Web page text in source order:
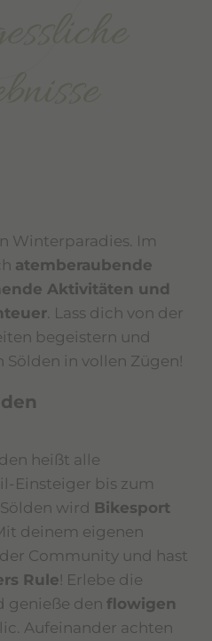
Winterparadies. Im
atemberaubende
Aktivitäten und
. Lass dich von der
begeistern und
Sölden in vollen Zügen!
heißt alle
Einsteiger bis zum
wird Bikesport
deinem eigenen
Community und hast
Rule! Erlebe die
genieße den flowigen
Aufeinander achten